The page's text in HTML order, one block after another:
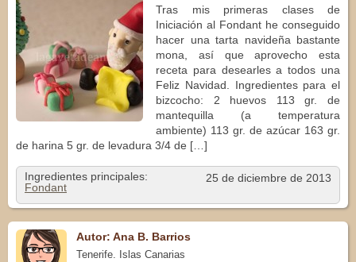
Tras mis primeras clases de
Iniciación al Fondant he conseguido
hacer una tarta navideña bastante
mona, así que aprovecho esta
receta para desearles a todos una
Feliz Navidad. Ingredientes para el
bizcocho: 2 huevos 113 gr. de
mantequilla (a temperatura
ambiente) 113 gr. de azúcar 163 gr.
de harina 5 gr. de levadura 3/4 de […]
25 de diciembre de 2013
Ingredientes principales:
Fondant
Autor: Ana B. Barrios
Tenerife. Islas Canarias